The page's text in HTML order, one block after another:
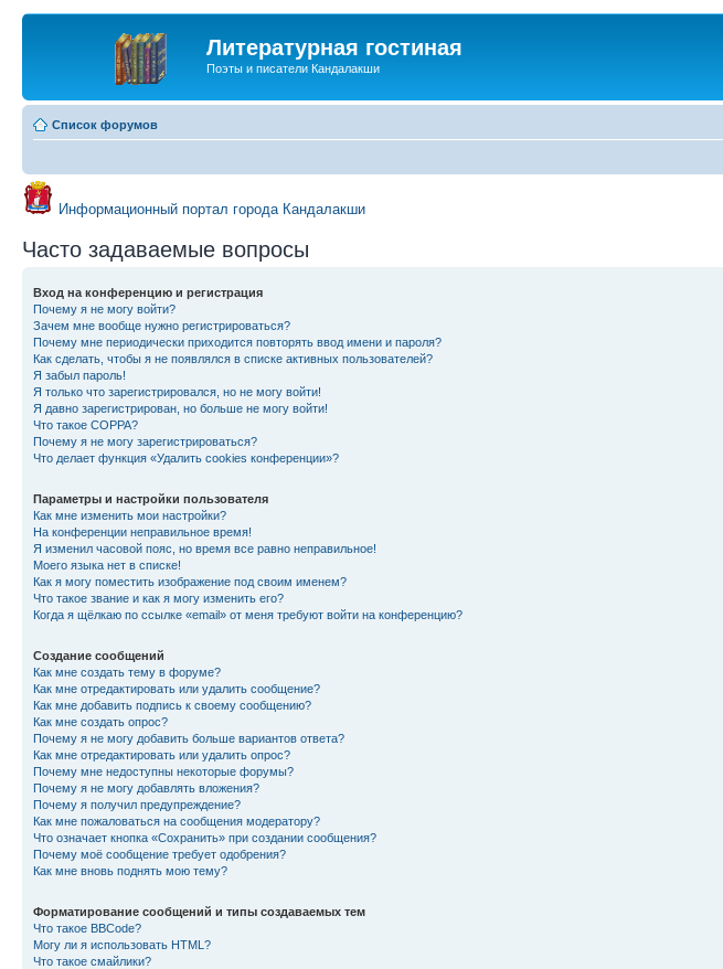
Литературная гостиная
Поэты и писатели Кандалакши
Список форумов
Информационный портал города Кандалакши
Часто задаваемые вопросы
Вход на конференцию и регистрация
Почему я не могу войти?
Зачем мне вообще нужно регистрироваться?
Почему мне периодически приходится повторять ввод имени и пароля?
Как сделать, чтобы я не появлялся в списке активных пользователей?
Я забыл пароль!
Я только что зарегистрировался, но не могу войти!
Я давно зарегистрирован, но больше не могу войти!
Что такое COPPA?
Почему я не могу зарегистрироваться?
Что делает функция «Удалить cookies конференции»?
Параметры и настройки пользователя
Как мне изменить мои настройки?
На конференции неправильное время!
Я изменил часовой пояс, но время все равно неправильное!
Моего языка нет в списке!
Как я могу поместить изображение под своим именем?
Что такое звание и как я могу изменить его?
Когда я щёлкаю по ссылке «email» от меня требуют войти на конференцию?
Создание сообщений
Как мне создать тему в форуме?
Как мне отредактировать или удалить сообщение?
Как мне добавить подпись к своему сообщению?
Как мне создать опрос?
Почему я не могу добавить больше вариантов ответа?
Как мне отредактировать или удалить опрос?
Почему мне недоступны некоторые форумы?
Почему я не могу добавлять вложения?
Почему я получил предупреждение?
Как мне пожаловаться на сообщения модератору?
Что означает кнопка «Сохранить» при создании сообщения?
Почему моё сообщение требует одобрения?
Как мне вновь поднять мою тему?
Форматирование сообщений и типы создаваемых тем
Что такое BBCode?
Могу ли я использовать HTML?
Что такое смайлики?